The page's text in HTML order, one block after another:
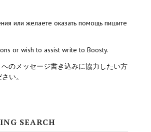
Dark Force II
of the Old Republic 1
или желаете оказать помощь пишите
or wish to assist write to Boosty.
のメッセージ書き込みに協力したい方
い。
SEARCH